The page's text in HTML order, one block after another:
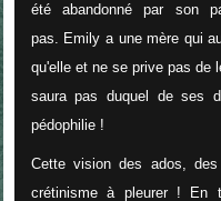
été abandonné par son
pas. Emily a une mère qui
qu'elle et ne se prive pas de
saura pas duquel de ses
pédophilie !
Cette vision des ados,
crétinisme à pleurer ! En